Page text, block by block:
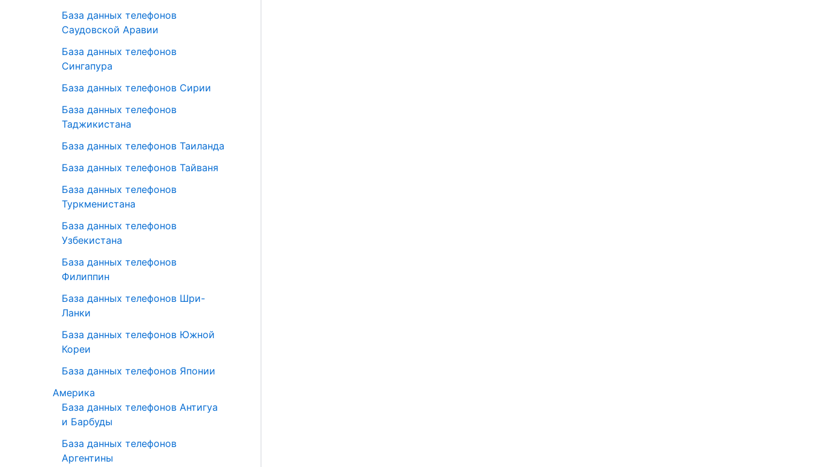
База данных телефонов
Саудовской Аравии
База данных телефонов
Сингапура
База данных телефонов Сирии
База данных телефонов
Таджикистана
База данных телефонов Таиланда
База данных телефонов Тайваня
База данных телефонов
Туркменистана
База данных телефонов
Узбекистана
База данных телефонов
Филиппин
База данных телефонов Шри-
Ланки
База данных телефонов Южной
Кореи
База данных телефонов Японии
Америка
База данных телефонов Антигуа
и Барбуды
База данных телефонов
Аргентины